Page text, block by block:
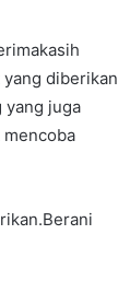
diberikan
yang juga
mencoba